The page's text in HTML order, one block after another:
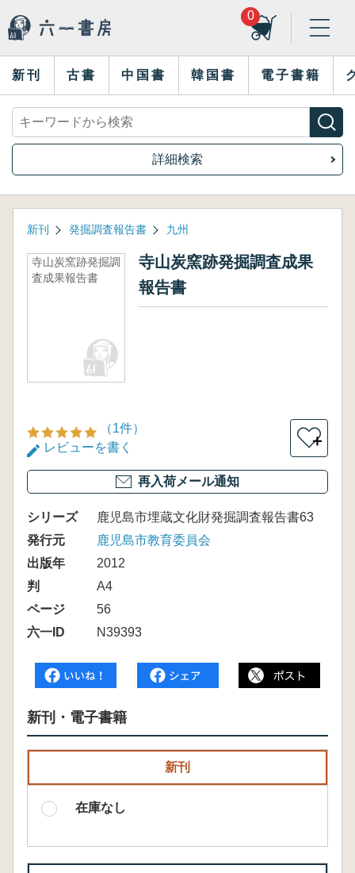
0
新刊 古書 中国書 韓国書 電子書籍
詳細検索
新刊 発掘調査報告書 九州
寺山炭窯跡発掘調
査成果報告書
寺山炭窯跡発掘調査成果
報告書
（1件）
レビューを書く
＋
再入荷メール通知
シリーズ
鹿児島市埋蔵文化財発掘調査報告書63
発行元
鹿児島市教育委員会
出版年
2012
判
A4
ページ
56
六一ID
N39393
新刊・電子書籍
新刊
在庫なし